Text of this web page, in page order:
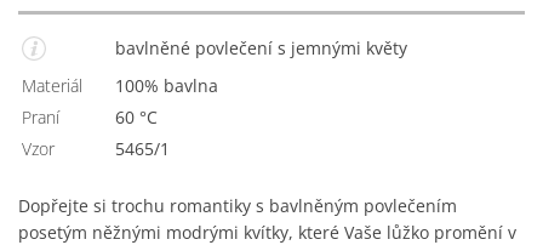
bavlněné povlečení s jemnými květy
Materiál
100% bavlna
Praní
60 °C
Vzor
5465/1
Dopřejte si trochu romantiky s bavlněným povlečením
posetým něžnými modrými kvítky, které Vaše lůžko promění v